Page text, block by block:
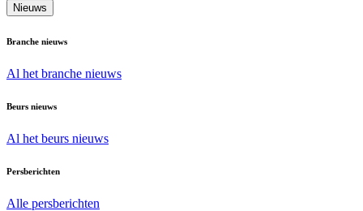
Nieuws
Branche nieuws
Al het branche nieuws
Beurs nieuws
Al het beurs nieuws
Persberichten
Alle persberichten